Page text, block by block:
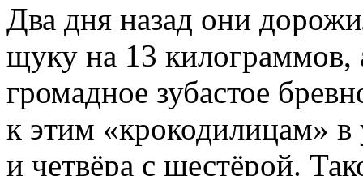
Два дня назад они
щуку на 13 килограммов,
громадное зубастое
к этим «крокодилицам» в
и четвёра с шестёрой.